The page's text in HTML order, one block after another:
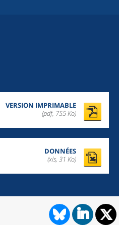
VERSION IMPRIMABLE
(pdf, 755 Ko)
DONNÉES
(xls, 31 Ko)